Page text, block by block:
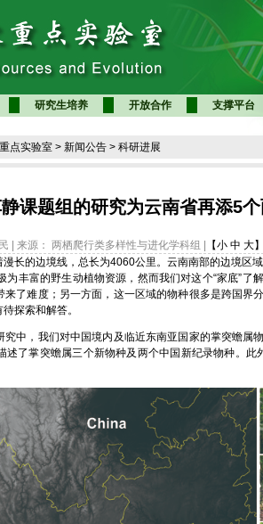
研究生培养 开放合作 支撑平台
点实验室 > 新闻公告 > 科研进展
课题组的研究为云南省再添5
| 来源： 两栖爬行类多样性与进化学科组 | 【小 中 大】
的边境线，总长为4060公里。云南南部的边境区
丰富的野生动植物资源，然而我们对这个“家底”了
了难度；另一方面，这一区域的物种很多是跨国界
探索和解答。
，我们对中国境内及临近东南亚国家的掌突蟾属
了掌突蟾属三个新物种及两个中国新纪录物种。此